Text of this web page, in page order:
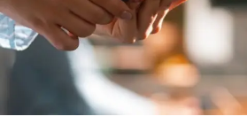
John Furner anuncia mudanças na
DON'T MISS
O paradoxo do varejo na era da IA:
terreno incerto com combustível